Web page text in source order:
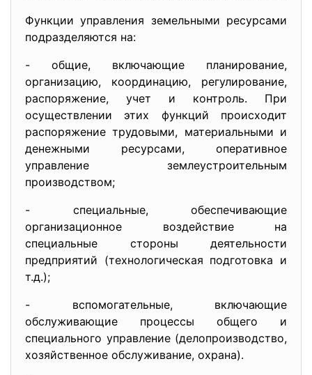
Функции управления земельными ресурсами
подразделяются на:
- общие, включающие планирование,
организацию, координацию, регулирование,
распоряжение, учет и контроль. При
осуществлении этих функций происходит
распоряжение трудовыми, материальными и
денежными ресурсами, оперативное
управление землеустроительным
производством;
- специальные, обеспечивающие
организационное воздействие на
специальные стороны деятельности
предприятий (технологическая подготовка и
т.д.);
- вспомогательные, включающие
обслуживающие процессы общего и
специального управление (делопроизводство,
хозяйственное обслуживание, охрана).